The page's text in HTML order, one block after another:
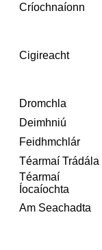
Críochnaíonn
Cigireacht
Dromchla
Deimhniú
Feidhmchlár
Téarmaí Trádála
Téarmaí
Íocaíochta
Am Seachadta